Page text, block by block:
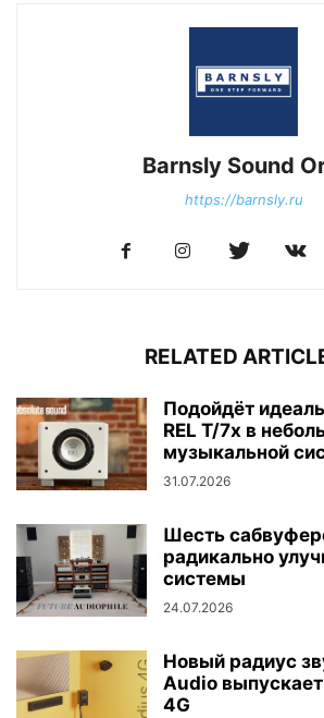
Barnsly Sound
https://barnsly.ru
RELATED
Подойдёт
REL T/7x в
музыкальной
31.07.2026
Шесть
радикально
системы
24.07.2026
Новый радиус
Audio
4G